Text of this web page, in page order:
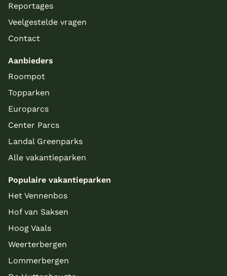
Reportages
Veelgestelde vragen
Contact
Aanbieders
Roompot
Topparken
Europarcs
Center Parcs
Landal Greenparks
Alle vakantieparken
Populaire vakantieparken
Het Vennenbos
Hof van Saksen
Hoog Vaals
Weerterbergen
Lommerbergen